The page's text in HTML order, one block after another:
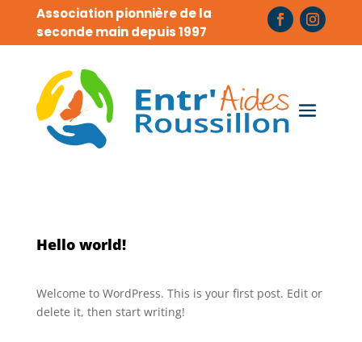
Association pionnière de la
seconde main depuis 1997
Hello world!
Welcome to WordPress. This is your first post. Edit or
delete it, then start writing!